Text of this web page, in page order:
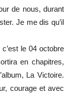
de nous, durant
Je me dis qu’il
le 04 octobre
en chapitres,
La Victoire.
courage et avec